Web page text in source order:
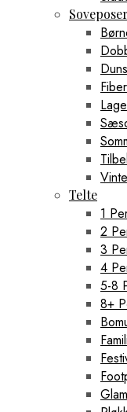
Soveposer
Telte
1
2
3
4
5-8
8+